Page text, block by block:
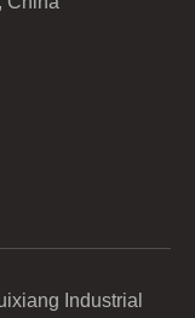
Industrial